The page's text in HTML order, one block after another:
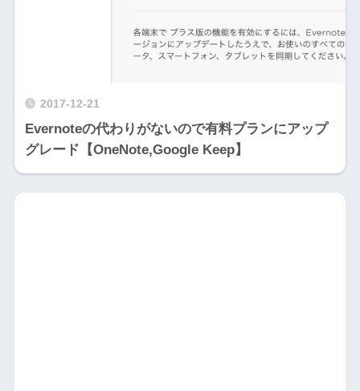
2017-12-21
Evernoteの代わりがないので有料プランにアップ
グレード【OneNote,Google Keep】